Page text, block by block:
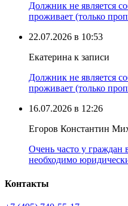
Должник не является
проживает (только
22.07.2026 в 10:53
Екатерина к записи
Должник не является
проживает (только
16.07.2026 в 12:26
Егоров Константин
Очень часто у граждан
необходимо
Контакты